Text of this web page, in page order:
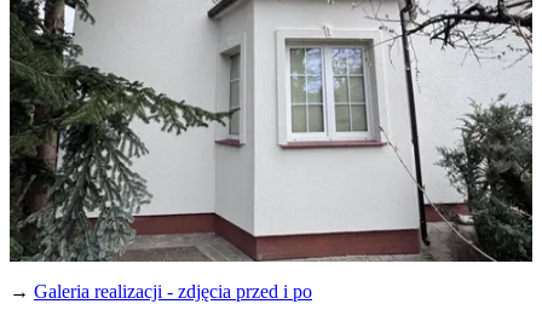
→ Galeria realizacji - zdjęcia przed i po